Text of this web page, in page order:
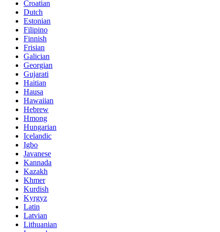
Croatian
Dutch
Estonian
Filipino
Finnish
Frisian
Galician
Georgian
Gujarati
Haitian
Hausa
Hawaiian
Hebrew
Hmong
Hungarian
Icelandic
Igbo
Javanese
Kannada
Kazakh
Khmer
Kurdish
Kyrgyz
Latin
Latvian
Lithuanian